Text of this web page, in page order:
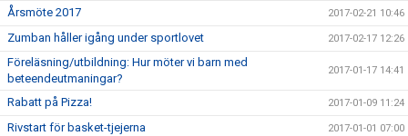
Årsmöte 2017 2017-02-21 10:46
Zumban håller igång under sportlovet 2017-02-17 12:26
Föreläsning/utbildning: Hur möter vi barn med
beteendeutmaningar?
2017-01-17 14:41
Rabatt på Pizza! 2017-01-09 11:24
Rivstart för basket-tjejerna 2017-01-01 07:00